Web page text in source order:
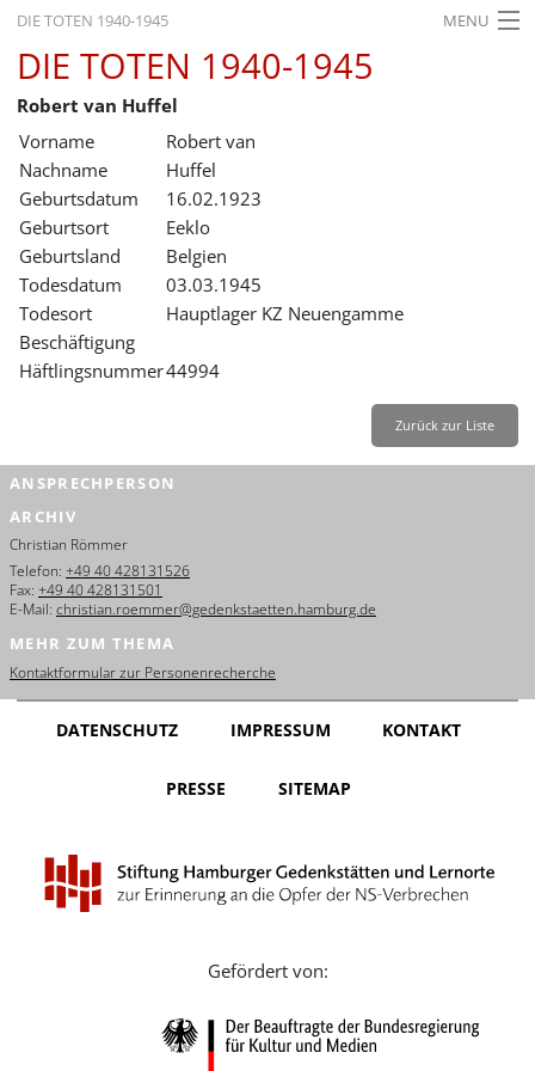
DIE TOTEN 1940-1945 MENU
STARTSEITE
AKTUELLES
AUSSTELLUNGEN
GESCHICHTE
BILDUNG
FORSCHUNG
SERVICE
Français
Dansk
Español
Nederlands
Português
Русский
Leichte Sprache
DIE TOTEN 1940-1945
Robert van Huffel
Vorname
Robert van
Nachname
Huffel
Geburtsdatum
16.02.1923
Geburtsort
Eeklo
Geburtsland
Belgien
Todesdatum
03.03.1945
Todesort
Hauptlager KZ Neuengamme
Beschäftigung
Häftlingsnummer44994
Zurück zur Liste
ANSPRECHPERSON
ARCHIV
Christian Römmer
Telefon: +49 40 428131526
Fax: +49 40 428131501
E-Mail: christian.roemmer@gedenkstaetten.hamburg.de
MEHR ZUM THEMA
Kontaktformular zur Personenrecherche
DATENSCHUTZ IMPRESSUM KONTAKT
PRESSE SITEMAP
Gefördert von: